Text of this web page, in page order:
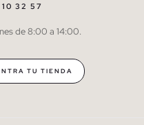
32 57
de 8:00 a 14:00.
TU TIENDA